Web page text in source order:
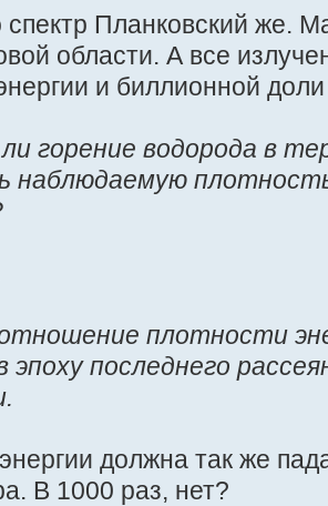
Планковский же.
области. А все
и биллионной
горение водорода в
наблюдаемую
плотности
эпоху последнего
должна так же
В 1000 раз, нет?